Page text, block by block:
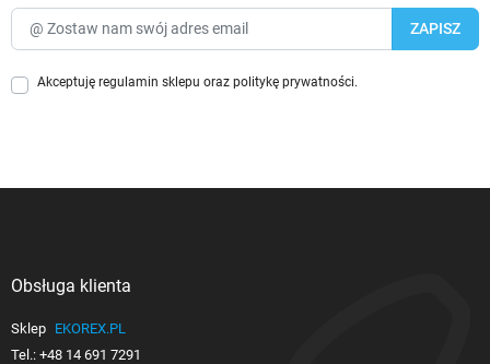
Akceptuję regulamin sklepu oraz politykę prywatności.
Obsługa klienta
Sklep EKOREX.PL
Tel.: +48 14 691 7291